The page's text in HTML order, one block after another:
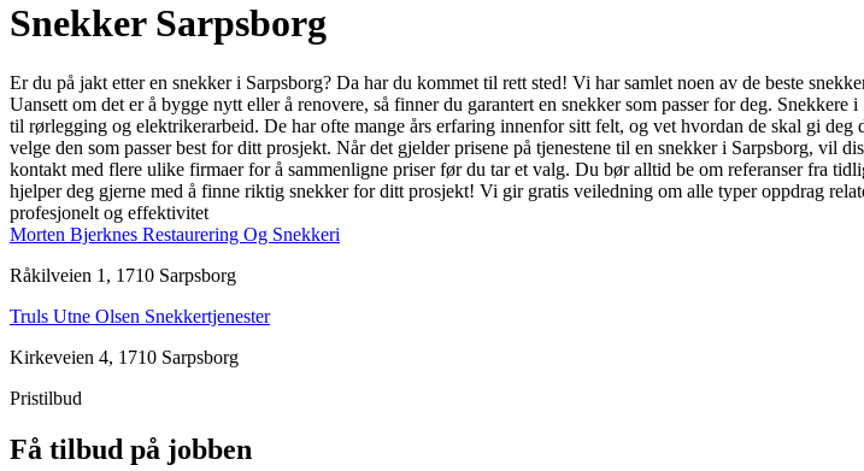
Snekker Sarpsborg
Er du på jakt etter en snekker i Sarpsborg? Da har du kommet til rett sted! Vi har samlet noen av de beste
Uansett om det er å bygge nytt eller å renovere, så finner du garantert en snekker som passer for deg.
til rørlegging og elektrikerarbeid. De har ofte mange års erfaring innenfor sitt felt, og vet hvordan de skal gi
velge den som passer best for ditt prosjekt. Når det gjelder prisene på tjenestene til en snekker i Sarpsborg, vil
kontakt med flere ulike firmaer for å sammenligne priser før du tar et valg. Du bør alltid be om referanser fra
hjelper deg gjerne med å finne riktig snekker for ditt prosjekt! Vi gir gratis veiledning om alle typer oppdrag
profesjonelt og effektivitet
Morten Bjerknes Restaurering Og Snekkeri
Råkilveien 1, 1710 Sarpsborg
Truls Utne Olsen Snekkertjenester
Kirkeveien 4, 1710 Sarpsborg
Pristilbud
Få tilbud på jobben